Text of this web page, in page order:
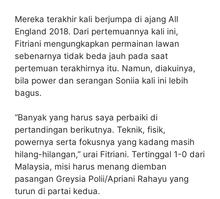
Mereka terakhir kali berjumpa di ajang All
England 2018. Dari pertemuannya kali ini,
Fitriani mengungkapkan permainan lawan
sebenarnya tidak beda jauh pada saat
pertemuan terakhirnya itu. Namun, diakuinya,
bila power dan serangan Soniia kali ini lebih
bagus.
“Banyak yang harus saya perbaiki di
pertandingan berikutnya. Teknik, fisik,
powernya serta fokusnya yang kadang masih
hilang-hilangan,” urai Fitriani. Tertinggal 1-0 dari
Malaysia, misi harus menang diemban
pasangan Greysia Polii/Apriani Rahayu yang
turun di partai kedua.